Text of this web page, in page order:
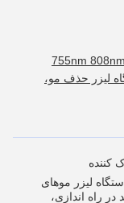
لیزر حذف مو،
کننده
لیزر موهای
در راه اندازی،